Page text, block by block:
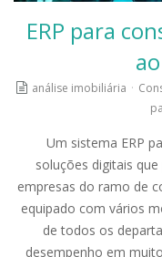
ERP para
análise imobiliária ·
Um sistema ERP
soluções digitais
empresas do ramo de
equipado com vários
de todos os
desempenho em